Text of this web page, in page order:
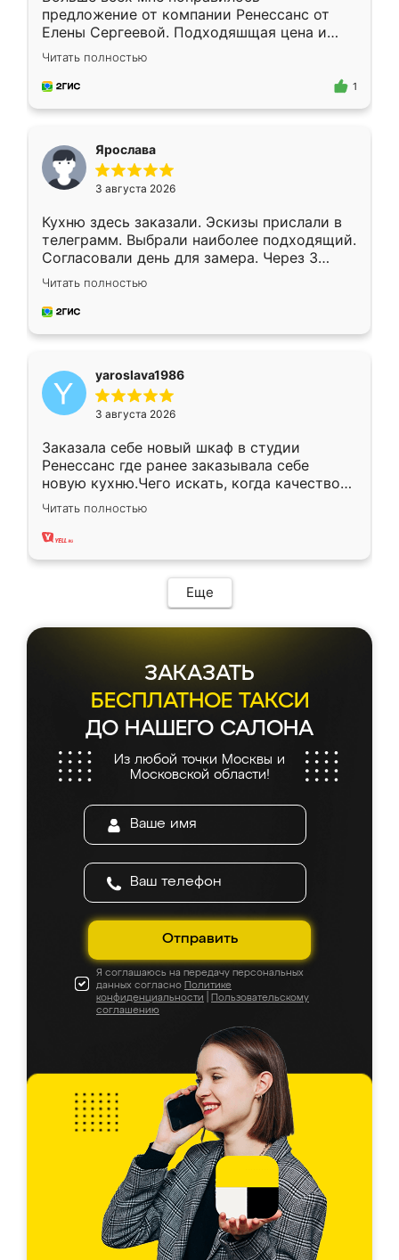
предложение от компании Ренессанс от
Елены Сергеевой. Подходяшщая цена и
короткие сроки изготовления. Приехавший
для замера сотрудник Владислав
предложил по моему эскизу самый
Читать полностью
1
Ярослава
3 августа 2026
Кухню здесь заказали. Эскизы прислали в
телеграмм. Выбрали наиболее подходящий.
Согласовали день для замера. Через 3
недели кухня была уже готова. Остались
довольны работой. Спасибо Ренессанс
мебель за качественную работу!
Читать полностью
yaroslava1986
3 августа 2026
Заказала себе новый шкаф в студии
Ренессанс где ранее заказывала себе
новую кухню.Чего искать, когда качеством
вполне довольна. Служит кухня уже почти
два года, нареканий нет.
Читать полностью
Еще
ЗАКАЗАТЬ
БЕСПЛАТНОЕ ТАКСИ
ДО НАШЕГО САЛОНА
Из любой точки Москвы и
Московской области!
Отправить
Я соглашаюсь на передачу персональных
данных согласно Политике
конфиденциальности
Пользовательскому
соглашению